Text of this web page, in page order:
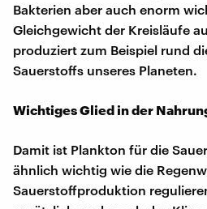
Bakterien aber auch enorm
Gleichgewicht der Kreisläufe
produziert zum Beispiel rund
Sauerstoffs unseres Planeten.
Wichtiges Glied in der
Damit ist Plankton für die
ähnlich wichtig wie die
Sauerstoffproduktion